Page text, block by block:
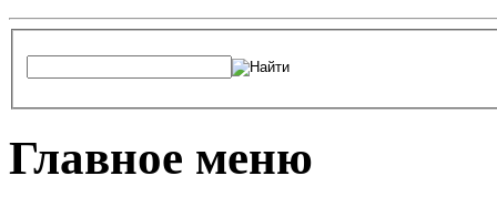
Главное меню